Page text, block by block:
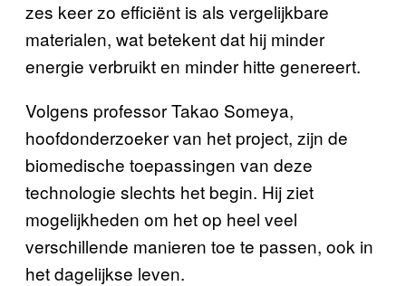
zes keer zo efficiënt is als vergelijkbare
materialen, wat betekent dat hij minder
energie verbruikt en minder hitte genereert.
Volgens professor Takao Someya,
hoofdonderzoeker van het project, zijn de
biomedische toepassingen van deze
technologie slechts het begin. Hij ziet
mogelijkheden om het op heel veel
verschillende manieren toe te passen, ook in
het dagelijkse leven.